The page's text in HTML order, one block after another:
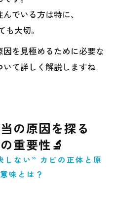
でいる方は特に、
大切。
を見極めるために必要な
いて詳しく解説しますね
の原因を探る
重要性🔬
しない” カビの正体と原
味とは？